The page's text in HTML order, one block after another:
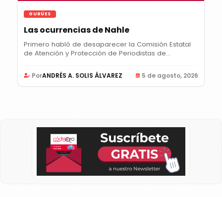
GURÚES
Las ocurrencias de Nahle
Primero habló de desaparecer la Comisión Estatal
de Atención y Protección de Periodistas de...
PorANDRÉS A. SOLIS ÁLVAREZ 5 de agosto, 2026